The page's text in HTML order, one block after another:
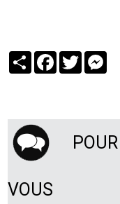
PartagerFacebook
Twitter
VOUS